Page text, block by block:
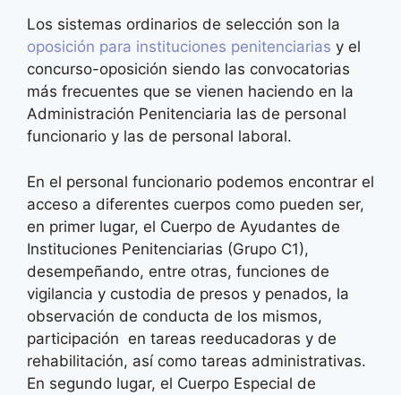
Los sistemas ordinarios de selección son la
oposición para instituciones penitenciarias y el
concurso-oposición siendo las convocatorias
más frecuentes que se vienen haciendo en la
Administración Penitenciaria las de personal
funcionario y las de personal laboral.
En el personal funcionario podemos encontrar el
acceso a diferentes cuerpos como pueden ser,
en primer lugar, el Cuerpo de Ayudantes de
Instituciones Penitenciarias (Grupo C1),
desempeñando, entre otras, funciones de
vigilancia y custodia de presos y penados, la
observación de conducta de los mismos,
participación en tareas reeducadoras y de
rehabilitación, así como tareas administrativas.
En segundo lugar, el Cuerpo Especial de